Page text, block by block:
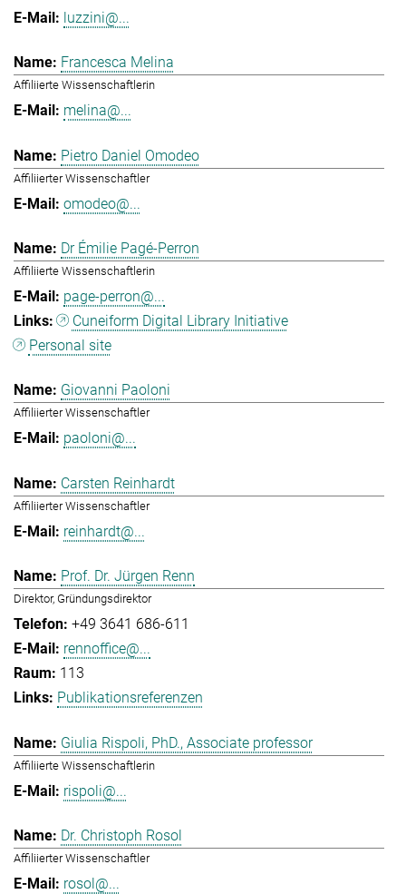
luzzini@...
Francesca Melina
Affiliierte Wissenschaftlerin
melina@...
Pietro Daniel Omodeo
Affiliierter Wissenschaftler
omodeo@...
Dr Émilie Pagé-Perron
Affiliierte Wissenschaftlerin
page-perron@...
Cuneiform Digital Library Initiative
Personal site
Giovanni Paoloni
Affiliierter Wissenschaftler
paoloni@...
Carsten Reinhardt
Affiliierter Wissenschaftler
reinhardt@...
Prof. Dr. Jürgen Renn
Direktor, Gründungsdirektor
+49 3641 686-611
rennoffice@...
113
Publikationsreferenzen
Giulia Rispoli, PhD., Associate professor
Affiliierte Wissenschaftlerin
rispoli@...
Dr. Christoph Rosol
Affiliierter Wissenschaftler
rosol@...